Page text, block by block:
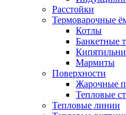
Расстойки
Термоварочные
Котлы
Банкетные
Мармиты
Поверхности
Жарочные
Тепловые
Тепловые линии